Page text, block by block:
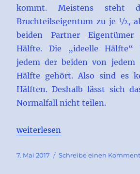
kommt. Meistens steht
Bruchteilseigentum zu je ½,
beiden Partner
Hälfte. Die „ideelle Hälfte“
jedem der beiden von jedem
Hälfte gehört. Also sind es
Hälften. Deshalb lässt sich
Normalfall nicht teilen.
„Teilungsversteigerung bei
weiterlesen
Veröffentlicht
7. Mai 2017 Schreibe einen